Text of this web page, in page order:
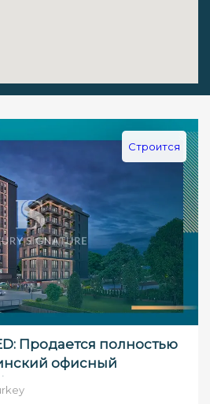
Строится
Продается полностью
офисный